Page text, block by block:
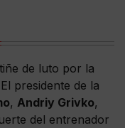
de luto por la
presidente de la
, Andriy Grivko,
del entrenador